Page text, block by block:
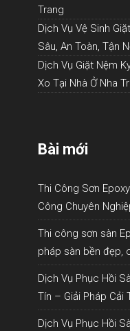
Trang
Dịch Vụ Vệ Sinh
Sâu, An Toàn, Tận
Dịch Vụ Giặt Nệm
Xo Tại Nhà Ở Nha
Bài mới
Thi Công Sơn
Công Chuyên
Thi công sơn sàn
pháp sàn bền đẹp,
Dịch Vụ Phục Hồi
Tín – Giải Pháp Cải
Dịch Vụ Phục Hồi